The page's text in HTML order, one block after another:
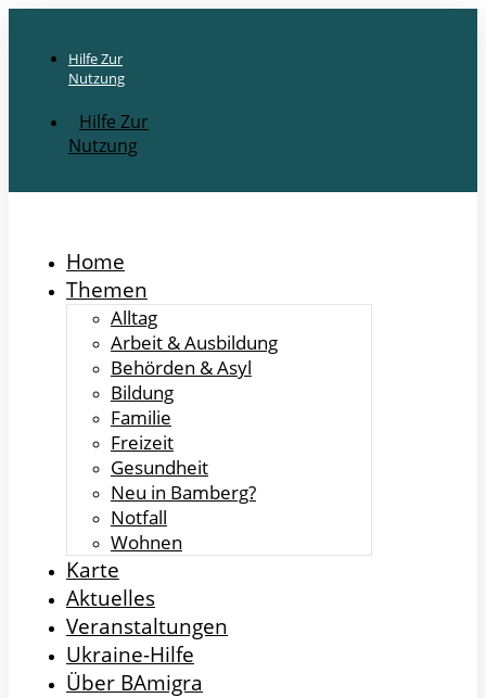
Hilfe Zur
Nutzung
Hilfe Zur
Nutzung
Home
Themen
Alltag
Arbeit & Ausbildung
Behörden & Asyl
Bildung
Familie
Freizeit
Gesundheit
Neu in Bamberg?
Notfall
Wohnen
Karte
Aktuelles
Veranstaltungen
Ukraine-Hilfe
Über BAmigra